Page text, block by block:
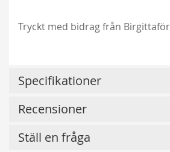
Tryckt med bidrag från
Specifikationer
Recensioner
Ställ en fråga